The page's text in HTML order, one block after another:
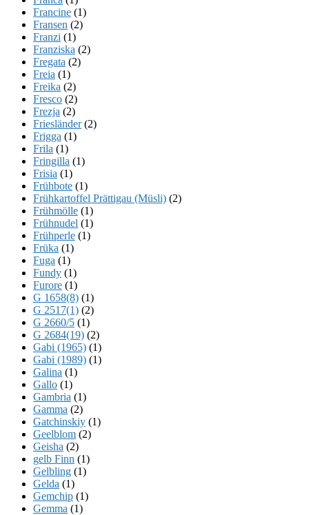
Francine (1)
Fransen (2)
Franzi (1)
Franziska (2)
Fregata (2)
Freia (1)
Freika (2)
Fresco (2)
Frezja (2)
Friesländer(2)
Frigga (1)
Frila (1)
Fringilla (1)
Frisia (1)
Frühbote (1)
Frühkartoffel Prättigau (Müsli) (2)
Frühmölle (1)
Frühnudel (1)
Frühperle (1)
Früka (1)
Fuga (1)
Fundy (1)
Furore (1)
G 1658(8) (1)
G 2517(1) (2)
G 2660/5 (1)
G 2684(19) (2)
Gabi (1965) (1)
Gabi (1989) (1)
Galina (1)
Gallo (1)
Gambria (1)
Gamma (2)
Gatchinskiy (1)
Geelblom (2)
Geisha (2)
gelb Finn (1)
Gelbling (1)
Gelda (1)
Gemchip (1)
Gemma (1)